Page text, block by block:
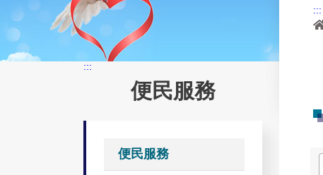
:::
便民服務
便民服務
:::